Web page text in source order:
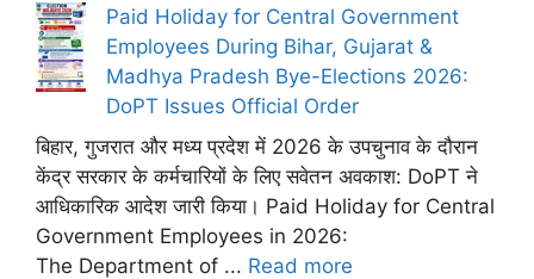
Paid Holiday for Central Government
Employees During Bihar, Gujarat &
Madhya Pradesh Bye-Elections 2026:
DoPT Issues Official Order
बिहार, गुजरात और मध्य प्रदेश में 2026 के उपचुनाव के दौरान
केंद्र सरकार के कर्मचारियों के लिए सवेतन अवकाश: DoPT ने
आधिकारिक आदेश जारी किया। Paid Holiday for Central
Government Employees in 2026:
The Department of ... Read more